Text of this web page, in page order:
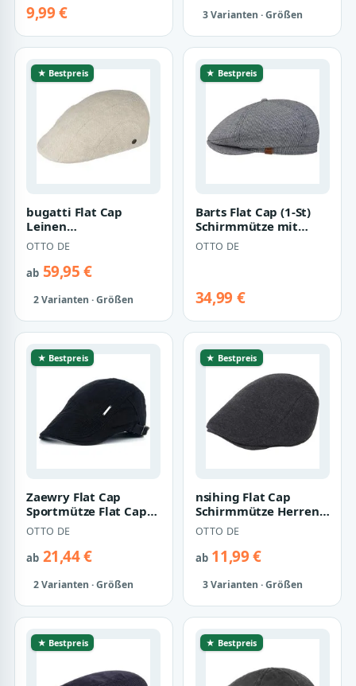
9,99 € 3 Varianten · Größen
★ Bestpreis
bugatti Flat Cap
Leinen
Kopfbedeckung
OTTO DE
ab59,95 €
2 Varianten · Größen
★ Bestpreis
Barts Flat Cap (1-St)
Schirmmütze mit
Schirm
OTTO DE
34,99 €
★ Bestpreis
Zaewry Flat Cap
Sportmütze Flat Cap
Gatsby Schirmmütze
Kappe
OTTO DE
ab21,44 €
2 Varianten · Größen
★ Bestpreis
nsihing Flat Cap
Schirmmütze Herren
Schiebermütze
Driving Cabbie
OTTO DE
ab11,99 €
3 Varianten · Größen
★ Bestpreis ★ Bestpreis